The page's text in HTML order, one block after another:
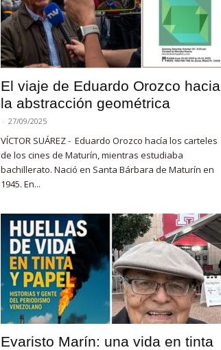
El viaje de Eduardo Orozco hacia
la abstracción geométrica
- 27/09/2025
VÍCTOR SUÁREZ - Eduardo Orozco hacía los carteles
de los cines de Maturín, mientras estudiaba
bachillerato. Nació en Santa Bárbara de Maturín en
1945. En...
Evaristo Marín: una vida en tinta